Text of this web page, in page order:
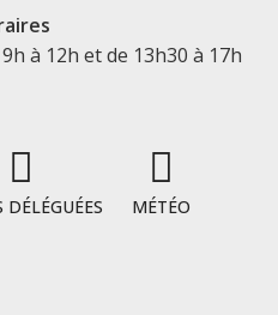
à 12h et de 13h30 à 17h
DÉLÉGUÉES MÉTÉO